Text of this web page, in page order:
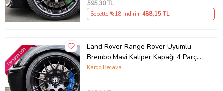
Ürün Kodu:kcm69306305
595,30 TL
Sepette %18 İndirim 488,15 TL
Land Rover Range Rover Uyumlu
Brembo Mavi Kaliper Kapağı 4 Parça
Ön Arka Set (Karışık)
Kargo Bedava